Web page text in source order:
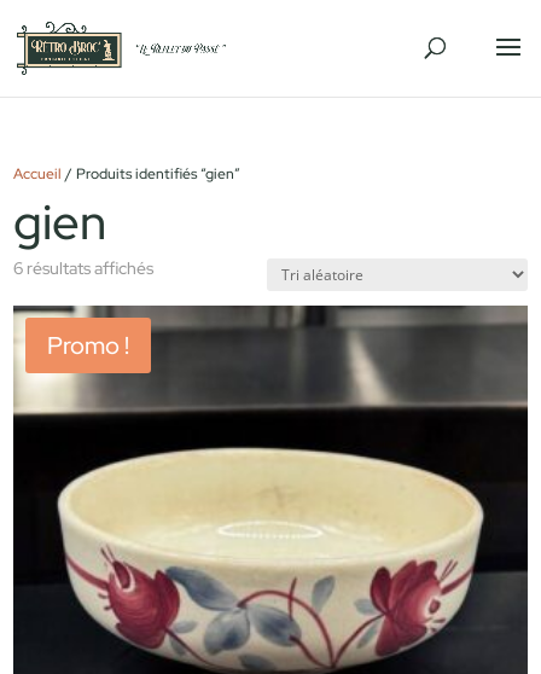
Accueil / Produits identifiés “gien”
gien
6 résultats affichés
Promo !